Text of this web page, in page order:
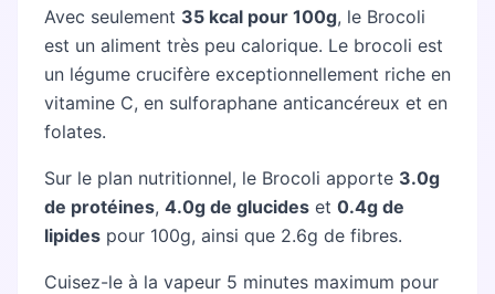
Avec seulement 35 kcal pour 100g, le Brocoli
est un aliment très peu calorique. Le brocoli est
un légume crucifère exceptionnellement riche en
vitamine C, en sulforaphane anticancéreux et en
folates.
Sur le plan nutritionnel, le Brocoli apporte 3.0g
de protéines, 4.0g de glucides et 0.4g de
lipides pour 100g, ainsi que 2.6g de fibres.
Cuisez-le à la vapeur 5 minutes maximum pour